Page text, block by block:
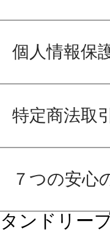
個人情報保
特定商法取
７つの安心
タンドリー